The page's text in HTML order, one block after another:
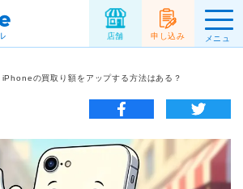
店舗 申し込み
メニュ
ー
の買取り額をアップする方法はある？